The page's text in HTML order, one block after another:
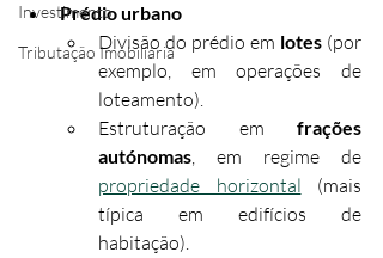
Investimento
Tributação Imobiliária
Prédio urbano
Divisão do prédio em lotes (por
exemplo, em operações de
loteamento).
Estruturação em frações
autónomas
propriedade horizontal (mais
típica em edifícios de
habitação).